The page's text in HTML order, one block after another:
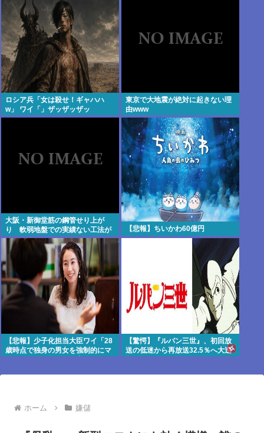
ロシア兵「女は殺せ！ギャハハ
w」 ワイ「」ザッザッザッ
東京で大地震が絶対に起きない理
由www
大阪・新御堂筋の鋼管せり上が
り 軟弱地盤での実績ない工法が
原因か
【悲報】ちいかわ60億円
【悲報】少子化担当大臣ワイ「28
歳時点で独身の男女を強制的にマ
【驚愕】『ルパン三世』、初回放
送の低迷から再放送32.5％へ大逆
ホーム 嫌儲